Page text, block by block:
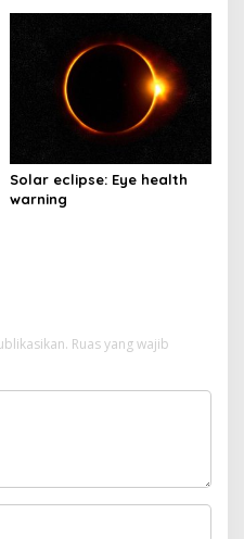
Solar eclipse: Eye health
warning
Ruas yang wajib